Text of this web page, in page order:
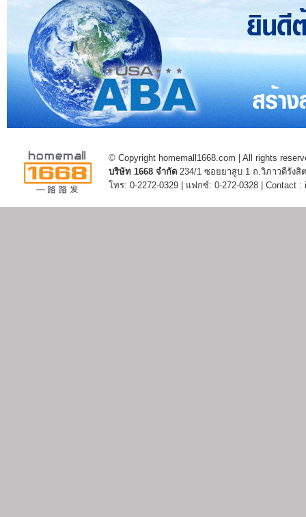
© Copyright homemall1668.com | All rights
บริษัท 1668 จำกัด 234/1 ซอยยาสูบ 1 ถ.วิภาวดีรัง
โทร: 0-2272-0329 | แฟกซ์: 0-272-0328 | Contact